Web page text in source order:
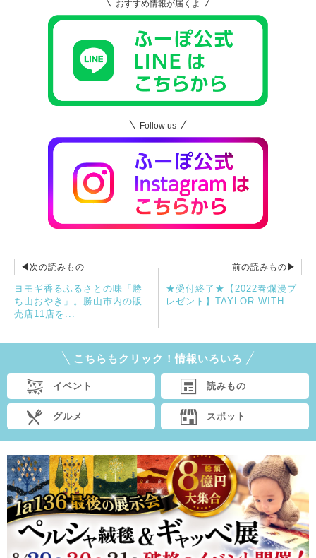
おすすめ情報が届くよ
Follow us
◀次の読みもの
ヨモギ香るふるさとの味「勝
ち山おやき」。勝山市内の販
売店11店を...
前の読みもの▶
★受付終了★【2022春爛漫プ
レゼント】TAYLOR WITH ...
こちらもクリック！情報いろいろ
イベント 読みもの
グルメ スポット